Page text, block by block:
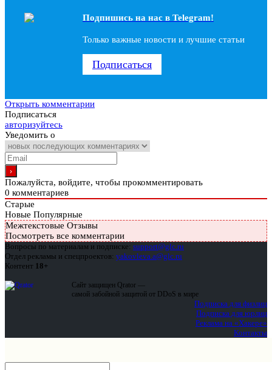
Подпишись на наc в Telegram!
Только важные новости и лучшие статьи
Подписаться
Открыть комментарии
Подписаться
авторизуйтесь
Уведомить о
Пожалуйста, войдите, чтобы прокомментировать
0 комментариев
Старые
Новые Популярные
Межтекстовые Отзывы
Посмотреть все комментарии
Вопросы по материалам и подписке: support@glc.ru
Отдел рекламы и спецпроектов: yakovleva.a@glc.ru
Контент 18+
Сайт защищен Qrator —
самой забойной защитой от DDoS в мире
Подписка для физлиц
Подписка для юрлиц
Реклама на «Хакере»
Контакты